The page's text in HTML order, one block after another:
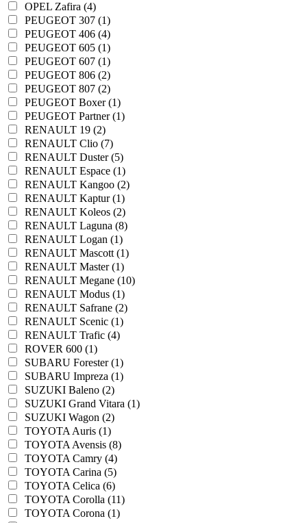
OPEL Zafira (4)
PEUGEOT 307 (1)
PEUGEOT 406 (4)
PEUGEOT 605 (1)
PEUGEOT 607 (1)
PEUGEOT 806 (2)
PEUGEOT 807 (2)
PEUGEOT Boxer (1)
PEUGEOT Partner (1)
RENAULT 19 (2)
RENAULT Clio (7)
RENAULT Duster (5)
RENAULT Espace (1)
RENAULT Kangoo (2)
RENAULT Kaptur (1)
RENAULT Koleos (2)
RENAULT Laguna (8)
RENAULT Logan (1)
RENAULT Mascott (1)
RENAULT Master (1)
RENAULT Megane (10)
RENAULT Modus (1)
RENAULT Safrane (2)
RENAULT Scenic (1)
RENAULT Trafic (4)
ROVER 600 (1)
SUBARU Forester (1)
SUBARU Impreza (1)
SUZUKI Baleno (2)
SUZUKI Grand Vitara (1)
SUZUKI Wagon (2)
TOYOTA Auris (1)
TOYOTA Avensis (8)
TOYOTA Camry (4)
TOYOTA Carina (5)
TOYOTA Celica (6)
TOYOTA Corolla (11)
TOYOTA Corona (1)